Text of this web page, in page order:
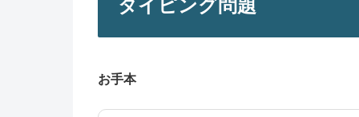
タイピング問題
お手本